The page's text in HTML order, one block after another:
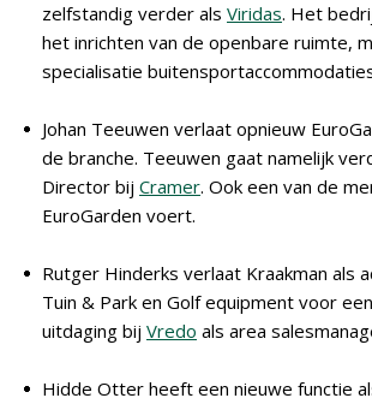
zelfstandig verder als Viridas. Het
het inrichten van de openbare ruimte,
specialisatie
Johan Teeuwen verlaat opnieuw
de branche. Teeuwen gaat namelijk
Director bij Cramer. Ook een van de
EuroGarden voert.
Rutger Hinderks verlaat Kraakman als
Tuin & Park en Golf equipment voor
uitdaging bij Vredo als area
Hidde Otter heeft een nieuwe functie